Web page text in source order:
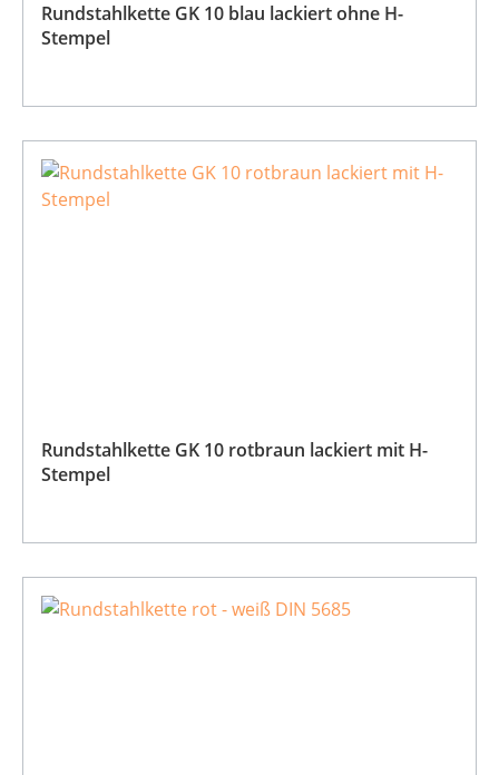
Rundstahlkette GK 10 blau lackiert ohne H-
Stempel
Rundstahlkette GK 10 rotbraun lackiert mit H-
Stempel